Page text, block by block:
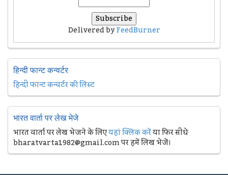
Delivered byFeedBurner
हिन्दी फान्ट कन्वर्टर
हिन्दी फान्ट कन्वर्टर की लिस्ट
भारत वार्ता पर लेख भेजे
भारत वार्ता पर लेख भेजने के लिएयहां क्लिक करेंया फिर सीधे
bharatvarta1982@gmail.com पर हमें लिख भेजें।